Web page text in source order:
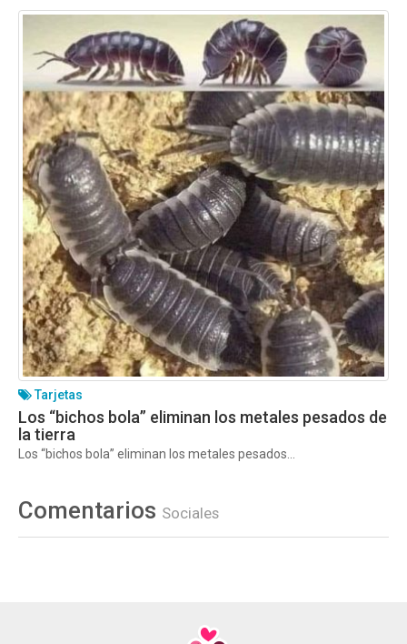
Tarjetas
Los “bichos bola” eliminan los metales pesados de
la tierra
Los “bichos bola” eliminan los metales pesados...
Comentarios Sociales